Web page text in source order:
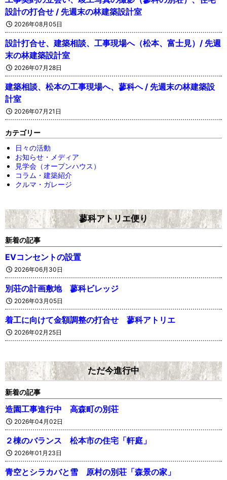
設計の打合せ / 先週末の林建築設計室
2026年08月05日
設計打合せ、建築相談、工事現場へ（松本、富士見）/ 先週
末の林建築設計室
2026年07月28日
建築相談、松本の工事現場へ、蓼科へ / 先週末の林建築設
計室
2026年07月21日
カテゴリー
日々の活動
お知らせ・メディア
見学会（オープンハウス）
コラム・建築紹介
クルマ・ガレージ
蓼科アトリエ便り
新着の記事
EVコンセントの設置
2026年06月30日
別荘の計画敷地 蓼科ビレッジ
2026年03月05日
着工に向けて金額調整の打合せ 蓼科アトリエ
2026年02月25日
ただ今進行中
新着の記事
造園工事進行中 高森町の別荘
2026年04月02日
２棟のバランス 松本市の住宅「軒庭」
2026年01月23日
青空とシラカバと雪 原村の別荘「森景の家」